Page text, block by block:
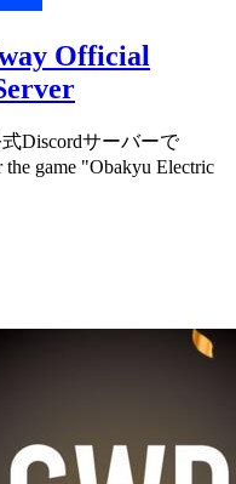
Official
Discordサーバーで
game "Obakyu Electric